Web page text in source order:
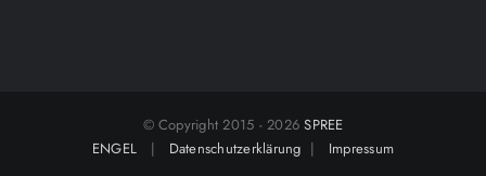
© Copyright 2015 -2026SPREE
ENGEL | Datenschutzerklärung | Impressum